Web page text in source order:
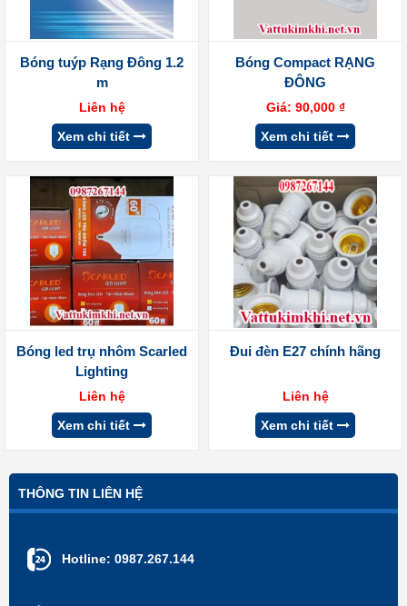
Bóng tuýp Rạng Đông 1.2
m
Liên hệ
Xem chi tiết
Bóng Compact RẠNG
ĐÔNG
Giá: 90,000 ₫
Xem chi tiết
Bóng led trụ nhôm Scarled
Lighting
Liên hệ
Xem chi tiết
Đui đèn E27 chính hãng
Liên hệ
Xem chi tiết
THÔNG TIN LIÊN HỆ
Hotline: 0987.267.144